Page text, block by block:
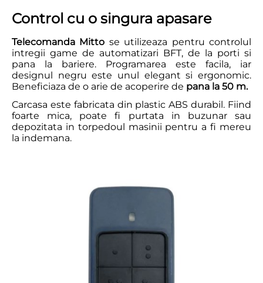
Control cu o singura apasare
Telecomanda Mitto se utilizeaza pentru controlul
intregii game de automatizari BFT, de la porti si
pana la bariere. Programarea este facila, iar
designul negru este unul elegant si ergonomic.
Beneficiaza de o arie de acoperire de pana la 50 m.
Carcasa este fabricata din plastic ABS durabil. Fiind
foarte mica, poate fi purtata in buzunar sau
depozitata in torpedoul masinii pentru a fi mereu
la indemana.